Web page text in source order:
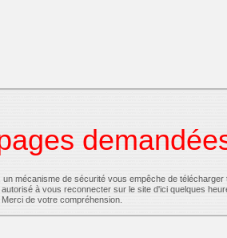
mécanisme de sécurité vous empêche de
à vous reconnecter sur le site d'ici quelques
Merci de votre compréhension.